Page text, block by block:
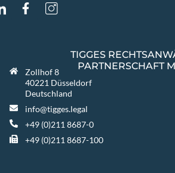
TIGGES
PARTNERSCHAFT
Zollhof 8
40221 Düsseldorf
Deutschland
info@tigges.legal
+49 (0)211 8687-0
+49 (0)211 8687-100